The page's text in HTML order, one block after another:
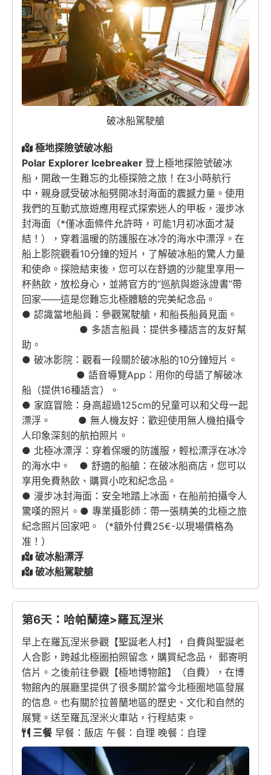
破冰船駕駛艙
極地探險號破冰船
Polar Explorer Icebreaker 登上極地探險號破冰
船， 開啟一生難忘的北極探險之旅 ！在3小時航行
中， 親身感受破冰船劈開冰封海面的震撼力量。使用
我們的互動式旅遊應用程式探索迷人的甲板，漫步冰
封海面（*僅冰面條件允許時，可能1月初冰面才凝
結！），穿着溫暖的防護服在冰冷的海水中漂浮。 在
船上影院觀看10分鐘的短片，了解破冰船的驚人力量
和使命。 探險結束後，您可以在舒適的沙龍里享用一
杯熱飲，放松身心，並將官方的“巡航與遊泳證書”帶
回家——這是您難忘北極體驗的完美紀念品。
● 認識當地船員：參觀駕駛艙，和船長船員見面。
● 多語言船員：提供多種語言的友好幫
助。
● 破冰影院：觀看一段關於破冰船的10分鐘短片。
● 語音導覽App：用你的母語了解破冰
船（提供16種語言）。
● 家庭冒險：身高超過125cm的兒童可以和父母一起
漂浮。 ● 無人機友好：歡迎使用無人機拍攝令
人印象深刻的航拍照片。
● 北極冰漂浮：穿着保暖的防護服，輕松漂浮在冰冷
的海水中。 ● 舒適的船艙：在破冰船商店，您可以
享用免費熱飲、購買小吃和紀念品。
● 漫步冰封海面：安全地踏上冰面，在船前拍攝令人
驚嘆的照片。● 專業攝影師：帶一張精美的北極之旅
紀念照片回家吧。（*額外付費25€-以現場價格為
准！）
破冰船漂浮
破冰船駕駛艙
第6天：哈帕蘭達>羅瓦涅米
早上在羅瓦涅米參觀【聖誕老人村】，自費與聖誕老
人合影，跨越北極圈拍照留念，購買紀念品， 郵寄明
信片。之後前往參觀【極地博物館】（自費），在博
物館內的展廳里提供了很多關於當今北極圈地區發展
的信息。也有關於拉普蘭地區的歷史、文化和自然的
展覽。送至羅瓦涅米火車站，行程結束。
三餐早餐：飯店 午餐：自理 晚餐：自理